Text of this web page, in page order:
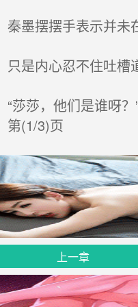
秦墨摆摆手表示并未
只是内心忍不住吐槽
“莎莎，他们是谁呀？
第(1/3)页
上一章